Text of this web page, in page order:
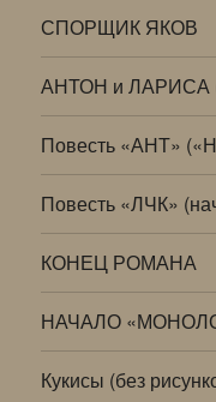
СПОРЩИК ЯКОВ
АНТОН и ЛАРИСА
Повесть «АНТ»
Повесть «ЛЧК»
КОНЕЦ РОМАНА
НАЧАЛО
Кукисы (без